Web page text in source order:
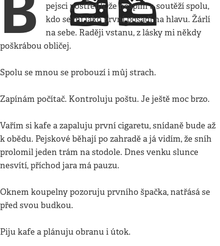
pejsci postřehli, že nespím a soutěží spolu,
kdo se mi jako první posadí na hlavu. Žárlí
na sebe. Raději vstanu, z lásky mi někdy
poškrábou obličej.
Spolu se mnou se probouzí i můj strach.
Zapínám počítač. Kontroluju poštu. Je ještě moc brzo.
Vařím si kafe a zapaluju první cigaretu, snídaně bude až
k obědu. Pejskové běhají po zahradě a já vidím, že sníh
prolomil jeden trám na stodole. Dnes venku slunce
nesvítí, příchod jara má pauzu.
Oknem koupelny pozoruju prvního špačka, natřásá se
před svou budkou.
Piju kafe a plánuju obranu i útok.